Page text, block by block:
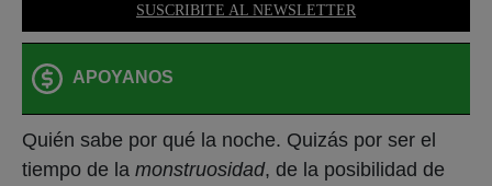
SUSCRIBITE AL NEWSLETTER
APOYANOS
Quién sabe por qué la noche. Quizás por ser el
tiempo de la monstruosidad, de la posibilidad de